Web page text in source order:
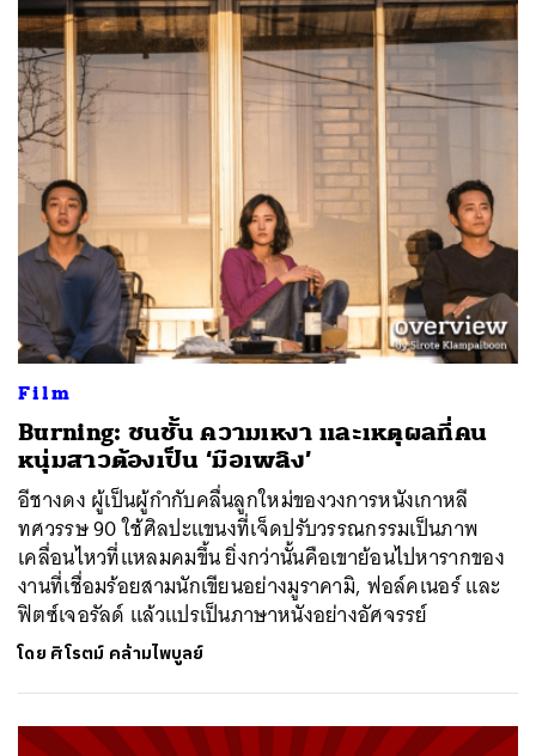
Film
Burning: ชนชั้น ความเหงา และเหตุผลที่คน
หนุ่มสาวต้องเป็น ‘มือเพลิง’
อีชางดง ผู้เป็นผู้กำกับคลื่นลูกใหม่ของวงการหนังเกาหลี
ทศวรรษ 90 ใช้ศิลปะแขนงที่เจ็ดปรับวรรณกรรมเป็นภาพ
เคลื่อนไหวที่แหลมคมขึ้น ยิ่งกว่านั้นคือเขาย้อนไปหารากของ
งานที่เชื่อมร้อยสามนักเขียนอย่างมูราคามิ, ฟอล์คเนอร์ และ
ฟิตซ์เจอรัลด์ แล้วแปรเป็นภาษาหนังอย่างอัศจรรย์
โดย ศิโรตม์ คล้ามไพบูลย์